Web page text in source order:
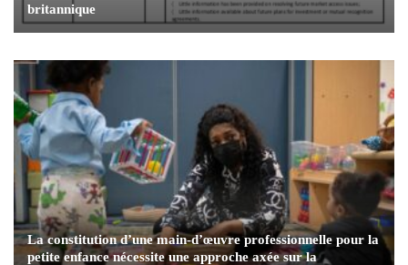
britannique
La constitution d’une main-d’œuvre professionnelle pour la
petite enfance nécessite une approche axée sur la